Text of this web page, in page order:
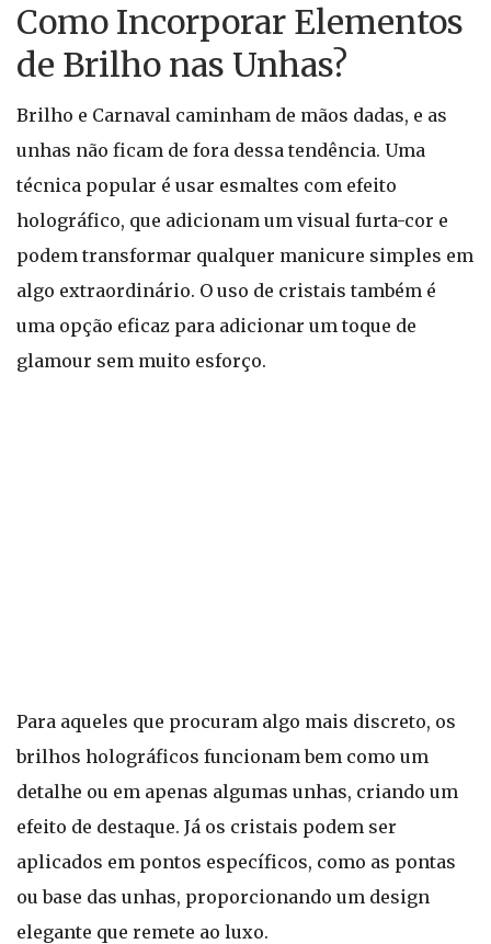
Como Incorporar Elementos
de Brilho nas Unhas?
Brilho e Carnaval caminham de mãos dadas, e as
unhas não ficam de fora dessa tendência. Uma
técnica popular é usar esmaltes com efeito
holográfico, que adicionam um visual furta-cor e
podem transformar qualquer manicure simples em
algo extraordinário. O uso de cristais também é
uma opção eficaz para adicionar um toque de
glamour sem muito esforço.
Para aqueles que procuram algo mais discreto, os
brilhos holográficos funcionam bem como um
detalhe ou em apenas algumas unhas, criando um
efeito de destaque. Já os cristais podem ser
aplicados em pontos específicos, como as pontas
ou base das unhas, proporcionando um design
elegante que remete ao luxo.